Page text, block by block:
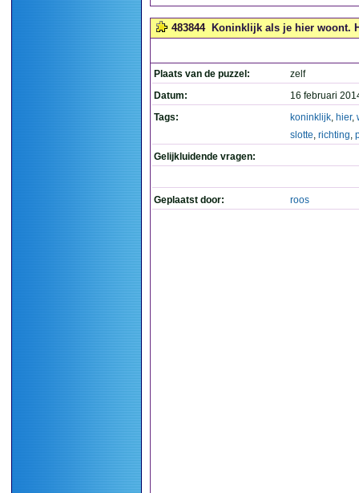
483844 Koninklijk als je hier woont.
Plaats van de puzzel:
zelf
Datum:
16 februari
Tags:
koninklijk, hier,
slotte, richting,
Gelijkluidende vragen:
Geplaatst door: roos